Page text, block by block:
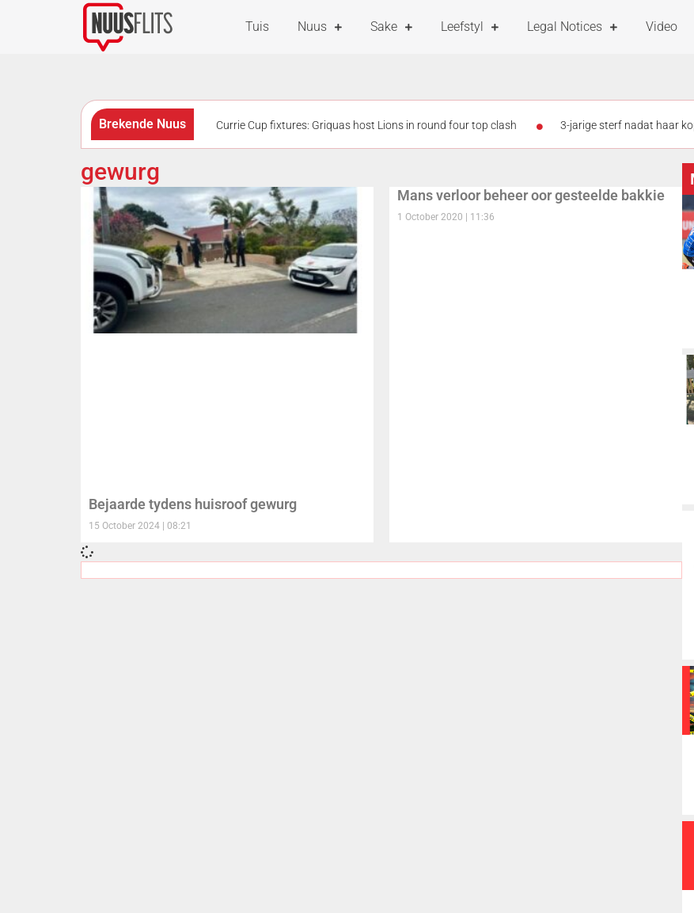
Tuis Nuus Sake Leefstyl Legal Notices Video
Brekende Nuus Currie Cup fixtures: Griquas host Lions in round four top clash 3-jarige sterf nadat haar
slaan op plaas by Paarl toe Geliefde leerlinge sterf – nadoodse ondersoek sal gedoen word
vandag in hof oor 2022-moord
gewurg
Bejaarde tydens huisroof gewurg
15 October 2024 08:21
Mans verloor beheer oor gesteelde bakkie
1 October 2020 11:36